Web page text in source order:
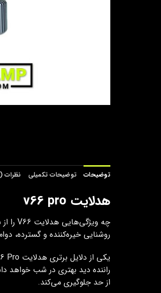
توضیحات توضیحات تکمیلی نظرات (0)
هدلایت v66 pro
روشنایی خیره‌کننده و گسترده،
راننده دید بهتری در شب خواهد
از حد جلوگیری می‌کند.